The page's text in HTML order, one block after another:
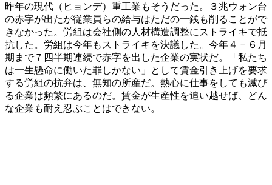
昨年の現代（ヒョンデ）重工業もそうだった。３兆ウォン台
の赤字が出たが従業員らの給与はただの一銭も削ることがで
きなかった。労組は会社側の人材構造調整にストライキで抵
抗した。労組は今年もストライキを決議した。今年４－６月
期まで７四半期連続で赤字を出した企業の実状だ。「私たち
は一生懸命に働いた罪しかない」として賃金引き上げを要求
する労組の抗弁は、無知の所産だ。熱心に仕事をしても滅び
る企業は頻繁にあるのだ。賃金が生産性を追い越せば、どん
な企業も耐え忍ぶことはできない。